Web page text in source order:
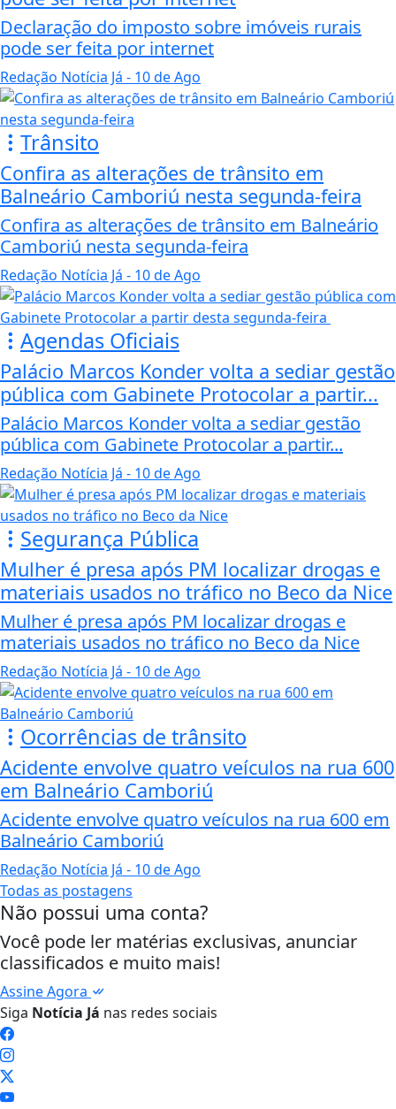
Declaração do imposto sobre imóveis rurais
pode ser feita por internet
Redação Notícia Já - 10 de Ago
Trânsito
Confira as alterações de trânsito em
Balneário Camboriú nesta segunda-feira
Confira as alterações de trânsito em Balneário
Camboriú nesta segunda-feira
Redação Notícia Já - 10 de Ago
Agendas Oficiais
Palácio Marcos Konder volta a sediar gestão
pública com Gabinete Protocolar a partir...
Palácio Marcos Konder volta a sediar gestão
pública com Gabinete Protocolar a partir...
Redação Notícia Já - 10 de Ago
Segurança Pública
Mulher é presa após PM localizar drogas e
materiais usados no tráfico no Beco da Nice
Mulher é presa após PM localizar drogas e
materiais usados no tráfico no Beco da Nice
Redação Notícia Já - 10 de Ago
Ocorrências de trânsito
Acidente envolve quatro veículos na rua 600
em Balneário Camboriú
Acidente envolve quatro veículos na rua 600 em
Balneário Camboriú
Redação Notícia Já - 10 de Ago
Todas as postagens
Não possui uma conta?
Você pode ler matérias exclusivas, anunciar
classificados e muito mais!
Assine Agora
Siga Notícia Já nas redes sociais